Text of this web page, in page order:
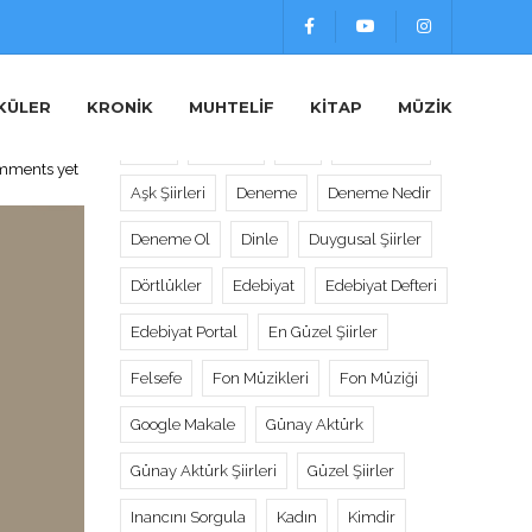
KRONIK MUHTELIF KITAP MÜZIK
yet
Aşk Şiirleri Deneme Deneme Nedir
Deneme Ol Dinle Duygusal Şiirler
Dörtlükler Edebiyat Edebiyat Defteri
Edebiyat Portal En Güzel Şiirler
Felsefe Fon Müzikleri Fon Müziği
Google Makale Günay Aktürk
Günay Aktürk Şiirleri Güzel Şiirler
Inancını Sorgula Kadın Kimdir